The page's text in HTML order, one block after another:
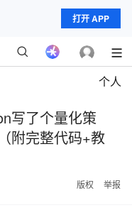
打开 APP
个人
写了个量化策
附完整代码+教
版权 举报